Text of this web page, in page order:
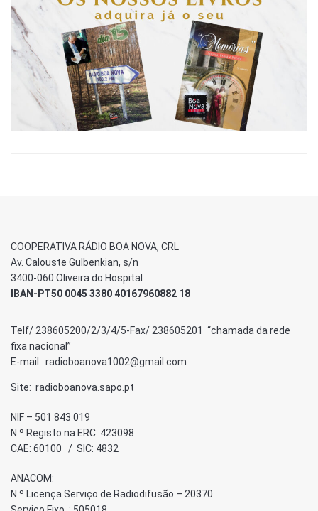
COOPERATIVA RÁDIO BOA NOVA, CRL
Av. Calouste Gulbenkian, s/n
3400-060 Oliveira do Hospital
IBAN-PT50 0045 3380 40167960882 18
Telf/ 238605200/2/3/4/5-Fax/ 238605201 “chamada da rede
fixa nacional”
E-mail: radioboanova1002@gmail.com
Site: radioboanova.sapo.pt
NIF – 501 843 019
N.º Registo na ERC: 423098
CAE: 60100 / SIC: 4832
ANACOM:
N.º Licença Serviço de Radiodifusão – 20370